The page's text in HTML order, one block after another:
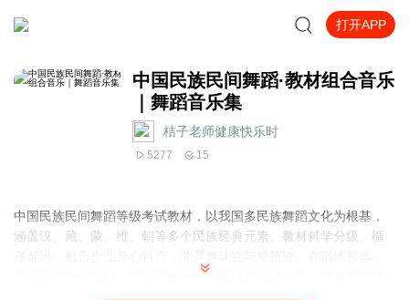
打开APP
中国民族民间舞蹈·教材组合音乐
｜舞蹈音乐集
桔子老师健康快乐时
5277 15
中国民族民间舞蹈等级考试教材，以我国多民族舞蹈文化为根基，
涵盖汉、藏、蒙、维、朝等多个民族经典元素。教材科学分级、循
提升表现力的同时，让孩子感受民族风情与传统文化，是普及民族